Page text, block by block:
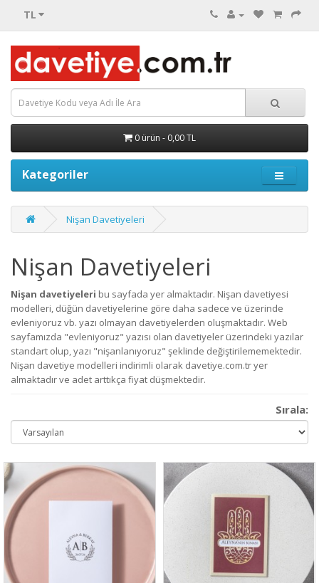
TL
0 ürün - 0,00 TL
Kategoriler
Nişan Davetiyeleri
Nişan Davetiyeleri
Nişan davetiyeleri bu sayfada yer almaktadır. Nişan davetiyesi
modelleri, düğün davetiyelerine göre daha sadece ve üzerinde
evleniyoruz vb. yazı olmayan davetiyelerden oluşmaktadır. Web
sayfamızda "evleniyoruz" yazısı olan davetiyeler üzerindeki yazılar
standart olup, yazı "nişanlanıyoruz" şeklinde değiştirilememektedir.
Nişan davetiye modelleri indirimli olarak davetiye.com.tr yer
almaktadır ve adet arttıkça fiyat düşmektedir.
Sırala: